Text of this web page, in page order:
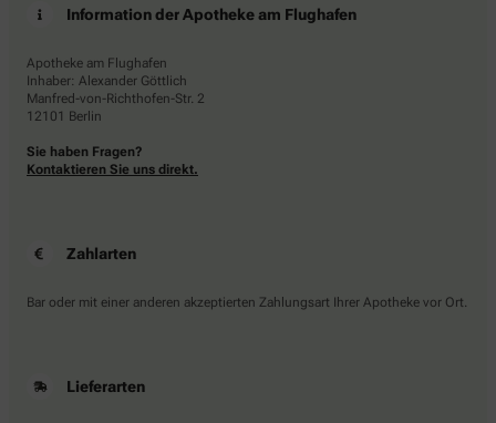
Information der Apotheke am Flughafen
Apotheke am Flughafen
Inhaber: Alexander Göttlich
Manfred-von-Richthofen-Str. 2
12101 Berlin
Sie haben Fragen?
Kontaktieren Sie uns direkt.
Zahlarten
Bar oder mit einer anderen akzeptierten Zahlungsart Ihrer Apotheke vor Ort.
Lieferarten